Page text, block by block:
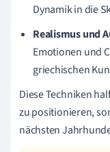
Dynamik in die
Realismus und
Emotionen und
griechischen
Diese Techniken
zu positionieren,
nächsten